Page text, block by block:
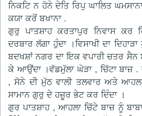
ਨਿਕਟਿ ਨ ਹੋਨੇ ਦੇਤਿ ਰਿਪੁ ਘਾਲਿਤ
ਕਯਾ ਕਰੋਂ ਬਖਾਨਾ .
ਗੁਰੁ ਪਾਤਸ਼ਾਹ ਕਰਤਾਪੁਰ ਨਿਵਾਸ ਕਰ
ਦਰਬਾਰ ਲੱਗਾ ਹੁੰਦਾ ।ਵਿਸਾਖੀ ਦਾ
ਬਦਖਸ਼ਾਂ ਨਗਰ ਦਾ ਇਕ ਵਪਾਰੀ ਚਤਰ ਸੈਨ
ਕੇ ਆਉਂਦਾ ।ਵੱਡਮੁੱਲਾ ਘੋੜਾ , ਚਿੱਟਾ ਬਾਜ਼ .
, ਸੋਨੇ ਦੀ ਮੁੱਠ ਵਾਲੀ ਤਲਵਾਰ ਅਤੇ
ਸਾਮਾਨ ਗੁਰੁ ਦੇ ਹਜ਼ੂਰ ਭੇਟ ਕਰ ਦਿੰਦਾ ।
ਗੁਰ ਪਾਤਸ਼ਾਹ , ਆਹਲਾ ਚਿੱਟੇ ਬਾਜ਼ ਨੂੰ